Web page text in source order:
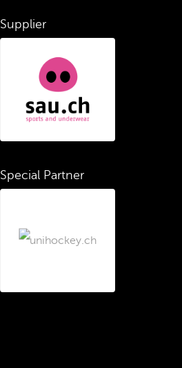
Supplier
Special Partner